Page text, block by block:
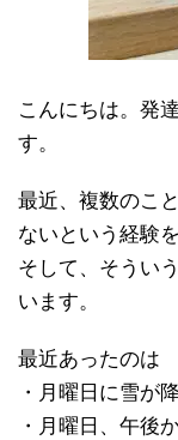
こんにちは。発
す。
最近、複数のこ
ないという経験
そして、そうい
います。
最近あったのは
・月曜日に雪が降
・月曜日、午後